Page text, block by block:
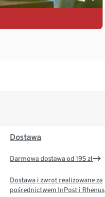
Dostawa
Darmowa dostawa od 195 zł
Dostawa i zwrot realizowane za
pośrednictwem InPost i Rhenus